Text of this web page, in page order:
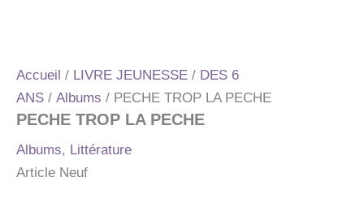
Accueil / LIVRE JEUNESSE / DES 6
ANS / Albums / PECHE TROP LA PECHE
PECHE TROP LA PECHE
Albums, Littérature
Article Neuf